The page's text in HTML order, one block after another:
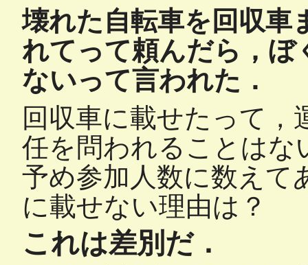
壊れた自転車を回収車
れてって頼んだら，ぼ
ないって言われた．
回収車に載せたって，
任を問われることはな
予め参加人数に数えて
に載せない理由は？
これは差別だ．